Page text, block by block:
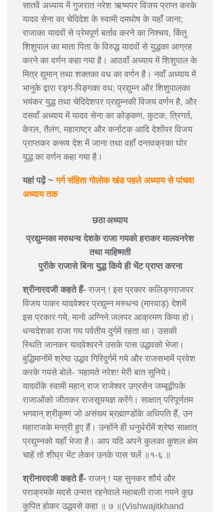
सातवें अध्याय में गुजरात नरेश ऋष्यपर विजय प्राप्त करके
यादव सेना का चेदिदेश के स्वामी दमघोष के यहाँ जाना;
राजाका यादवों से प्रेमपूर्ण बर्ताव करने का निश्चय, किंतु
शिशुपाल का माता पिता के विरुद्ध यादवों से युद्धका आग्रह
करने का वर्णन कहा गया है। आठवाँ अध्याय में शिशुपाल के
मित्र द्युमान् तथा शक्तका वध का वर्णन है। नवाँ अध्याय में
भानुके द्वारा रङ्ग-पिङ्गका वध; प्रद्युम्न और शिशुपालका
भयंकर युद्ध तथा चेदिदेशपर प्रद्युम्नकी विजय वर्णन है, और
दसवाँ अध्याय में यादव सेना का कोङ्कण, कुटक, त्रिगर्त,
केरल, तैलंग, महाराष्ट्र और कर्नाटक आदि देशोंपर विजय
प्राप्तकर करूष देश में जाना तथा वहाँ दन्तवक्रका घोर
युद्ध का वर्णन कहा गया है।
यहां पढ़ें ~गर्ग संहिता गोलोक खंड पहले अध्याय से पांचवा
अध्याय तक
छठा अध्याय
प्रद्युम्नका मरुधन्व देशके राजा गयको हराकर मालवनरेश
तथा माहिष्मती
पुरीके राजासे बिना युद्ध किये ही भेंट प्राप्त करना
श्रीनारदजी कहते हैं- राजन् ! इस प्रकार कलिङ्गराजपर
विजय पाकर यादवेश्वर प्रद्युम्न मरुधन्व (मारवाड़) देशमें
इस प्रकार गये, मानो अग्निने जलपर आक्रमण किया हो।
धन्वदेशका राजा गय पर्वतीय दुर्गमें रहता था। उसकी
स्थिति जानकर यादवेश्वरने उसके पास उद्धवको भेजा।
बुद्धिमानोंमें श्रेष्ठ उद्धव गिरिदुर्गमें गये और राजसभामें प्रवेश
करके गयसे बोले- ‘महामते नरेश! मेरी बात सुनिये।
यादवोंके स्वामी महान् राज राजेश्वर उग्रसेन जम्बूद्वीपके
राजाओंको जीतकर राजसूययज्ञ करेंगे। साक्षात् परिपूर्णतम
भगवान् श्रीकृष्ण जो असंख्य ब्रह्माण्डोंके अधिपति हैं, उन
महाराजके मन्त्री हुए हैं। उन्होंने ही धनुर्धरोंमें श्रेष्ठ साक्षात्
प्रद्युम्नको यहाँ भेजा है। आप यदि अपने कुलका कुशल क्षेम
चाहें तो शीघ्र भेंट लेकर उनके पास चलें ॥१-६ ॥
श्रीनारदजी कहते हैं- राजन् ! यह सुनकर शौर्य और
पराक्रमके मदसे उन्मत्त रहनेवाले महाबली राजा गयने कुछ
कुपित होकर उद्धवसे कहा ॥ ७ ॥(Vishwajitkhand